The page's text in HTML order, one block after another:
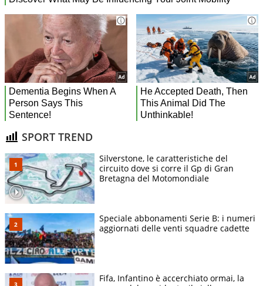
SPORT TREND
Silverstone, le caratteristiche del
circuito dove si corre il Gp di Gran
Bretagna del Motomondiale
Speciale abbonamenti Serie B: i numeri
aggiornati delle venti squadre cadette
Fifa, Infantino è accerchiato ormai, la